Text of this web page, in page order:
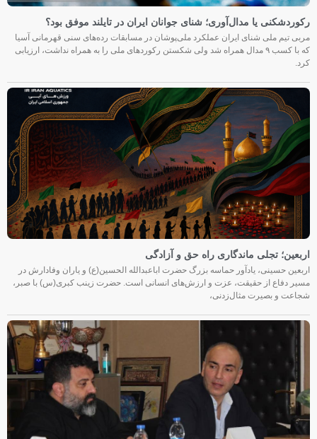
رکوردشکنی یا مدال‌آوری؛ شنای جوانان ایران در تایلند موفق بود؟
مربی تیم ملی شنای ایران عملکرد ملی‌پوشان در مسابقات رده‌های سنی قهرمانی آسیا
که با کسب ۹ مدال همراه شد ولی شکستن رکوردهای ملی را به همراه نداشت، ارزیابی
کرد.
اربعین؛ تجلی ماندگاری راه حق و آزادگی
اربعین حسینی، یادآور حماسه بزرگ حضرت اباعبدالله الحسین(ع) و یاران وفادارش در
مسیر دفاع از حقیقت، عزت و ارزش‌های انسانی است. حضرت زینب کبری(س) با صبر،
شجاعت و بصیرت مثال‌زدنی،